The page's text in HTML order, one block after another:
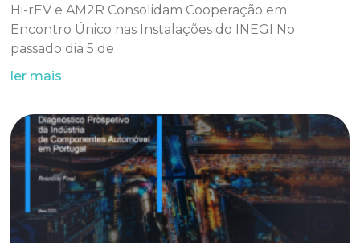
Hi-rEV e AM2R Consolidam Cooperação em
Encontro Único nas Instalações do INEGI No
passado dia 5 de
ler mais